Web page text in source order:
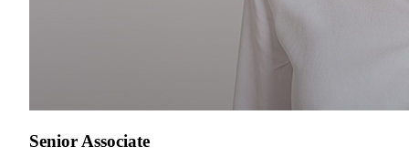
Senior Associate